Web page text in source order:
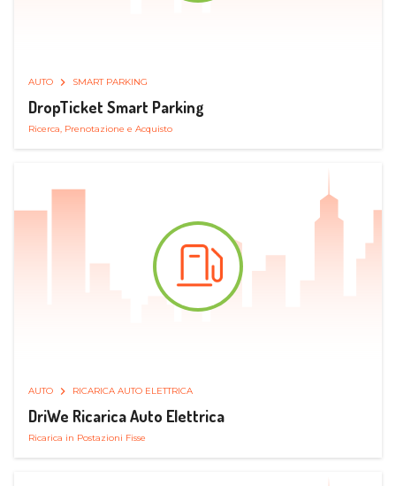
AUTO SMART PARKING
DropTicket Smart Parking
Ricerca, Prenotazione e Acquisto
AUTO RICARICA AUTO ELETTRICA
DriWe Ricarica Auto Elettrica
Ricarica in Postazioni Fisse